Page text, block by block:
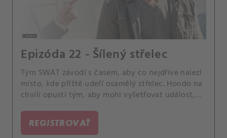
Epizóda 22 - Šílený střelec
Tým SWAT závodí s časem, aby co nejdříve nalezl
místo, kde příště udeří osamělý střelec. Hondo na
chvíli opustí tým, aby mohl vyšetřovat událost,
dostane neočekávanou příležitost.
REGISTROVAŤ